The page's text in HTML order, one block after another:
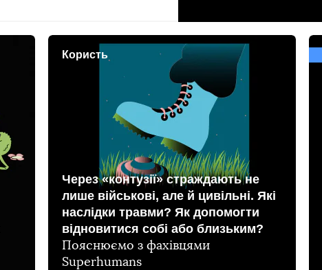
Користь
Через «контузії» страждають не
лише військові, але й цивільні. Які
наслідки травми? Як допомогти
відновитися собі або близьким?
Пояснюємо з фахівцями
Superhumans